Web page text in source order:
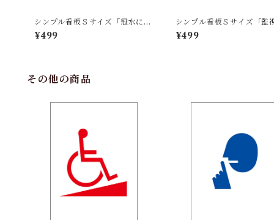
シンプル看板Ｓサイズ「冠水に注
意！！」屋外可【防犯・防災】
¥499
シンプル看板Ｓサイズ「監
ラ設置中」屋外可【防犯・
¥499
その他の商品